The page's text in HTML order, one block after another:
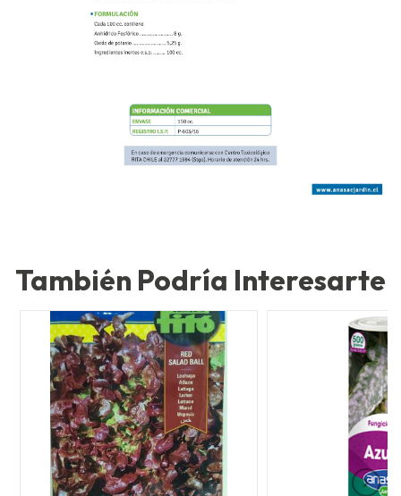
También Podría Interesarte